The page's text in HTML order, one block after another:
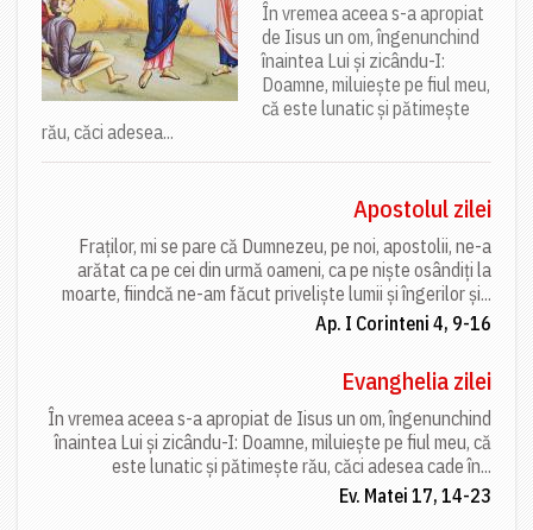
În vremea aceea s-a apropiat
de Iisus un om, îngenunchind
înaintea Lui și zicându-I:
Doamne, miluiește pe fiul meu,
că este lunatic și pătimește
rău, căci adesea...
Apostolul zilei
Fraților, mi se pare că Dumnezeu, pe noi, apostolii, ne-a
arătat ca pe cei din urmă oameni, ca pe niște osândiți la
moarte, fiindcă ne-am făcut priveliște lumii și îngerilor și...
Ap. I Corinteni 4, 9-16
Evanghelia zilei
În vremea aceea s-a apropiat de Iisus un om, îngenunchind
înaintea Lui și zicându-I: Doamne, miluiește pe fiul meu, că
este lunatic și pătimește rău, căci adesea cade în...
Ev. Matei 17, 14-23